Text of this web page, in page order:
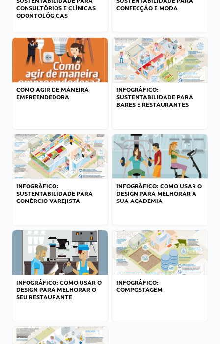
CONSULTÓRIOS E CLÍNICAS
ODONTOLÓGICAS
CONFECÇÃO E MODA
COMO AGIR DE MANEIRA
EMPREENDEDORA
INFOGRÁFICO:
SUSTENTABILIDADE PARA
BARES E RESTAURANTES
INFOGRÁFICO:
SUSTENTABILIDADE PARA
COMÉRCIO VAREJISTA
INFOGRÁFICO: COMO USAR O
DESIGN PARA MELHORAR A
SUA ACADEMIA
INFOGRÁFICO: COMO USAR O
DESIGN PARA MELHORAR O
SEU RESTAURANTE
INFOGRÁFICO:
COMPOSTAGEM